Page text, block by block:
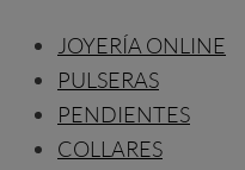
JOYERÍA ONLINE
PULSERAS
PENDIENTES
COLLARES